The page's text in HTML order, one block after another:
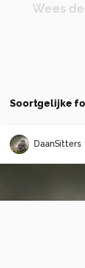
Wees
Soortgelijke
DaanSitters